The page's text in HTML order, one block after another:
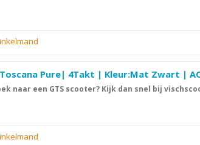
Toscana Pure| 4Takt | Kleur:Mat Zwart |
naar een GTS scooter? Kijk dan snel bij